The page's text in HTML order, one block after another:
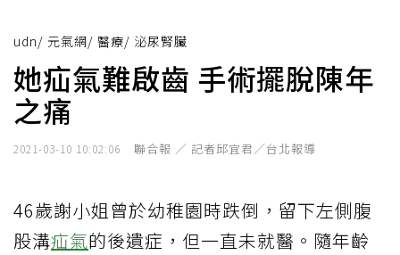
udn/ 元氣網/ 醫療/ 泌尿腎臟
她疝氣難啟齒 手術擺脫陳年
之痛
2021-03-10 10:02:06 聯合報 ／ 記者邱宜君／台北報導
46歲謝小姐曾於幼稚園時跌倒，留下左側腹
股溝疝氣的後遺症，但一直未就醫。隨年齡